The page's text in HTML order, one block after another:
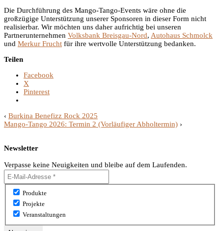
Die Durchführung des Mango-Tango-Events wäre ohne die
großzügige Unterstützung unserer Sponsoren in dieser Form nicht
realisierbar. Wir möchten uns daher aufrichtig bei unseren
Partnerunternehmen Volksbank Breisgau-Nord, Autohaus Schmolck
und Merkur Frucht für ihre wertvolle Unterstützung bedanken.
Teilen
Facebook
X
Pinterest
‹ Burkina Benefizz Rock 2025
Mango-Tango 2026: Termin 2 (Vorläufiger Abholtermin) ›
Newsletter
Verpasse keine Neuigkeiten und bleibe auf dem Laufenden.
Produkte
Projekte
Veranstaltungen